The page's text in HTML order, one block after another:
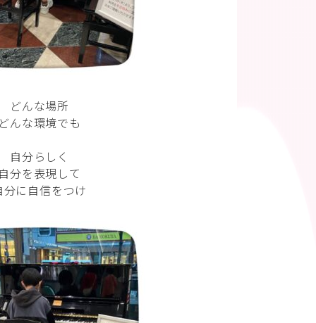
どんな場所
んな環境でも
自分らしく
分を表現して
分に自信をつけ